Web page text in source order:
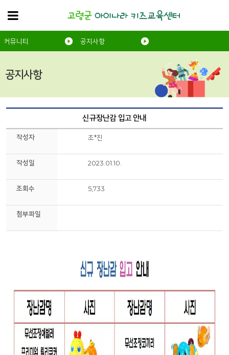
공지사항
커뮤니티 공지사항
신규장난감 입고 안내
작성자 조*진
작성일 2023.01.10.
조회수 5,733
첨부파일